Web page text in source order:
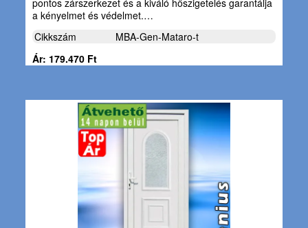
pontos zárszerkezet és a kiváló hőszigetelés garantálja
a kényelmet és védelmet.…
Cikkszám
MBA-Gen-Mataro-t
Ár: 179.470 Ft